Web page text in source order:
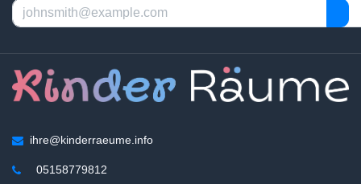
ihre@kinderraeume.info
05158779812